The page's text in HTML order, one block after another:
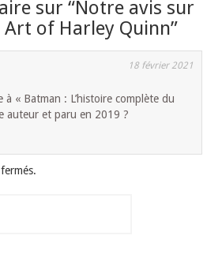
sur “Notre avis sur
Art of Harley Quinn”
18 février 2021
à « Batman : L’histoire complète du
auteur et paru en 2019 ?